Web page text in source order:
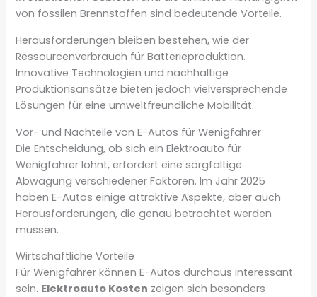
von fossilen Brennstoffen sind bedeutende Vorteile.
Herausforderungen bleiben bestehen, wie der
Ressourcenverbrauch für Batterieproduktion.
Innovative Technologien und nachhaltige
Produktionsansätze bieten jedoch vielversprechende
Lösungen für eine umweltfreundliche Mobilität.
Vor- und Nachteile von E-Autos für Wenigfahrer
Die Entscheidung, ob sich ein Elektroauto für
Wenigfahrer lohnt, erfordert eine sorgfältige
Abwägung verschiedener Faktoren. Im Jahr 2025
haben E-Autos einige attraktive Aspekte, aber auch
Herausforderungen, die genau betrachtet werden
müssen.
Wirtschaftliche Vorteile
Für Wenigfahrer können E-Autos durchaus interessant
sein. Elektroauto Kosten zeigen sich besonders